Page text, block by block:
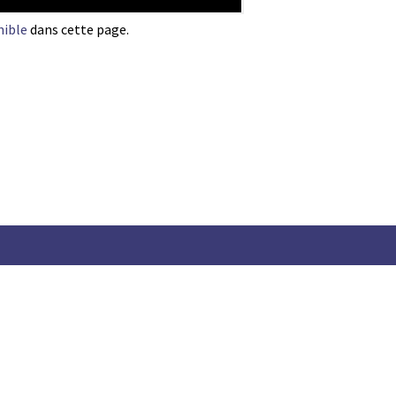
dans cette page.